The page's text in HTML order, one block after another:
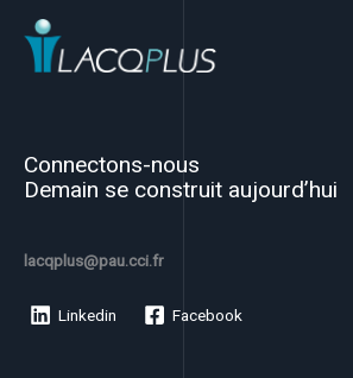
Connectons-nous
Demain se construit aujourd’hui
lacqplus@pau.cci.fr
Linkedin Facebook